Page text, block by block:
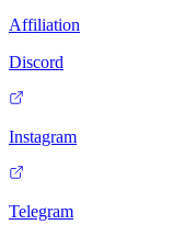
Affiliation
Discord
Instagram
Telegram